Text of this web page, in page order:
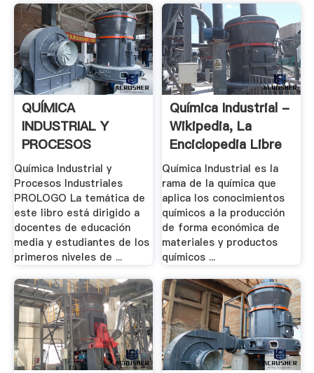
QUÍMICA
INDUSTRIAL Y
PROCESOS
INDUSTRIALES
Química Industrial y
Procesos Industriales
PROLOGO La temática de
este libro está dirigido a
docentes de educación
media y estudiantes de los
primeros niveles de ...
Química Industrial -
Wikipedia, La
Enciclopedia Libre
Química Industrial es la
rama de la química que
aplica los conocimientos
químicos a la producción
de forma económica de
materiales y productos
químicos ...